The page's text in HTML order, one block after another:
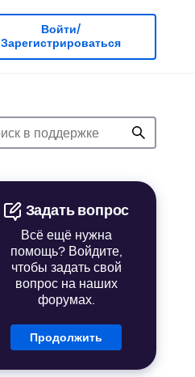
Войти/
Зарегистрироваться
Задать вопрос
Всё ещё нужна
помощь? Войдите,
чтобы задать свой
вопрос на наших
форумах.
Продолжить